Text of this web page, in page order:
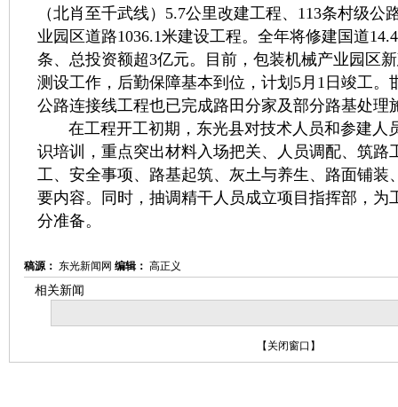
（北肖至千武线）5.7公里改建工程、113条村级公
业园区道路1036.1米建设工程。全年将修建国道
条、总投资额超3亿元。目前，包装机械产业园区
测设工作，后勤保障基本到位，计划5月1日竣工。
公路连接线工程也已完成路田分家及部分路基处理
在工程开工初期，东光县对技术人员和参建人
识培训，重点突出材料入场把关、人员调配、筑路
工、安全事项、路基起筑、灰土与养生、路面铺装
要内容。同时，抽调精干人员成立项目指挥部，为
分准备。
稿源： 东光新闻网 编辑： 高正义
相关新闻
【 关闭窗口 】